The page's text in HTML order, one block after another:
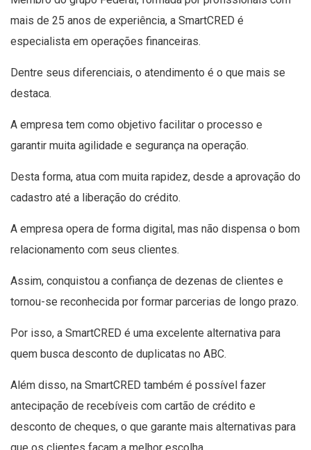
mais de 25 anos de experiência, a SmartCRED é
especialista em operações financeiras.
Dentre seus diferenciais, o atendimento é o que mais se
destaca.
A empresa tem como objetivo facilitar o processo e
garantir muita agilidade e segurança na operação.
Desta forma, atua com muita rapidez, desde a aprovação do
cadastro até a liberação do crédito.
A empresa opera de forma digital, mas não dispensa o bom
relacionamento com seus clientes.
Assim, conquistou a confiança de dezenas de clientes e
tornou-se reconhecida por formar parcerias de longo prazo.
Por isso, a SmartCRED é uma excelente alternativa para
quem busca desconto de duplicatas no ABC.
Além disso, na SmartCRED também é possível fazer
antecipação de recebíveis com cartão de crédito e
desconto de cheques, o que garante mais alternativas para